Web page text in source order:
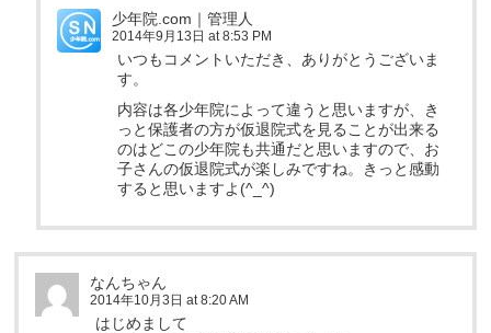
少年院.com｜管理人
2014年9月13日 at 8:53 PM
いつもコメントいただき、ありがとうございま
す。
内容は各少年院によって違うと思いますが、き
っと保護者の方が仮退院式を見ることが出来る
のはどこの少年院も共通だと思いますので、お
子さんの仮退院式が楽しみですね。きっと感動
すると思いますよ(^_^)
なんちゃん
2014年10月3日 at 8:20 AM
はじめまして